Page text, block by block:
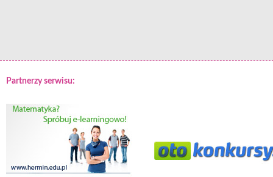
Partnerzy serwisu: